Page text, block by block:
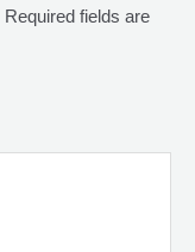
Required fields are